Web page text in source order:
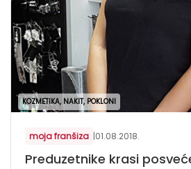
KOZMETIKA, NAKIT, POKLONI
moja franšiza |01.08.2018.
Preduzetnike krasi